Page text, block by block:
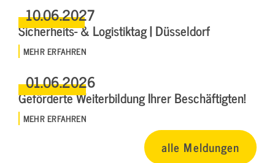
10.06.2027
Sicherheits- & Logistiktag | Düsseldorf
MEHR ERFAHREN
01.06.2026
Geförderte Weiterbildung Ihrer Beschäftigten!
MEHR ERFAHREN
alle Meldungen